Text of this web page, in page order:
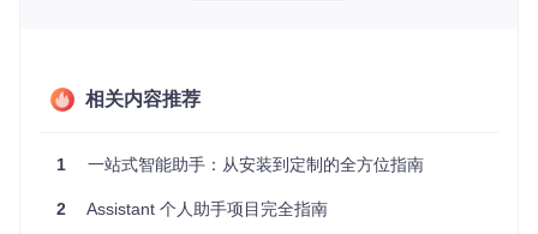
基于Om组件构建的HTML界面，提供直观的卡片式信息展
内容。
图1：Assistant的核心工作流程，展示了Dispatchers、Result
相关内容推荐
1 一站式智能助手：从安装到定制的全方位指南
2 Assistant 个人助手项目完全指南